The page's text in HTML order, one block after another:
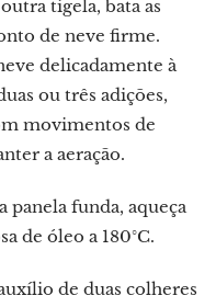
tigela, bata as
de neve firme.
delicadamente à
ou três adições,
movimentos de
a aeração.
panela funda, aqueça
de óleo a 180°C.
de duas colheres